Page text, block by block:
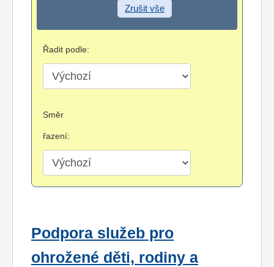
Zrušit vše
Řadit podle:
Směr
řazení:
Podpora služeb pro
ohrožené děti, rodiny a